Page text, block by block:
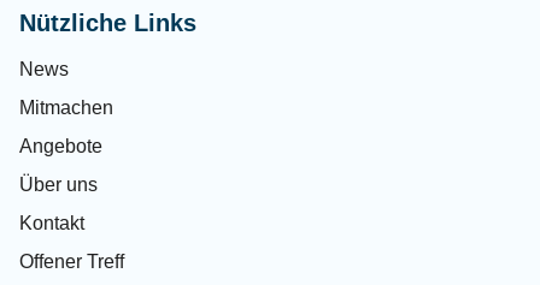
Nützliche Links
News
Mitmachen
Angebote
Über uns
Kontakt
Offener Treff